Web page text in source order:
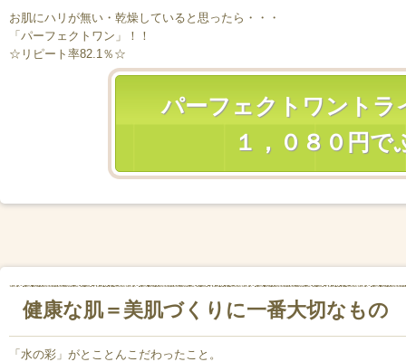
お肌にハリが無い・乾燥していると思ったら・・・
「パーフェクトワン」！！
☆リピート率82.1％☆
パーフェクトワント
１，０８０円で
健康な肌＝美肌づくりに一番大切なもの
「水の彩」がとことんこだわったこと。